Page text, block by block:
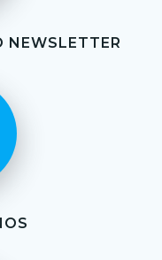
NEWSLETTER